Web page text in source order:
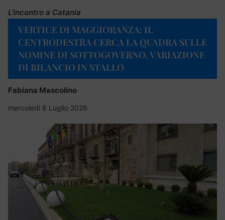
L'incontro a Catania
VERTICE DI MAGGIORANZA: IL
CENTRODESTRA CERCA LA QUADRA SULLE
NOMINE DI SOTTOGOVERNO, VARIAZIONE
DI BILANCIO IN STALLO
Fabiana Mascolino
mercoledì 8 Luglio 2026